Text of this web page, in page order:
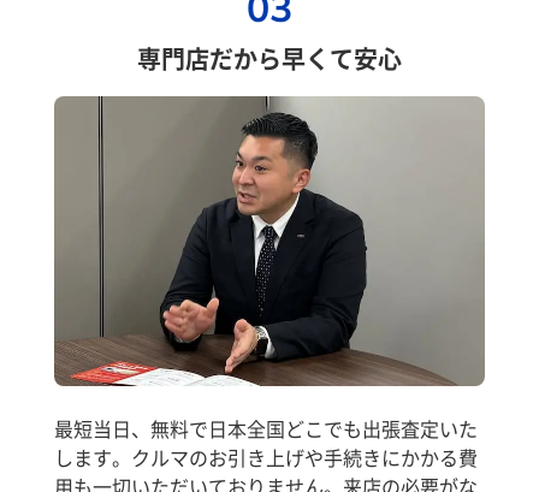
専門店だから早くて安心
最短当日、無料で日本全国どこでも出張査定いた
します。クルマのお引き上げや手続きにかかる費
用も一切いただいておりません。来店の必要がな